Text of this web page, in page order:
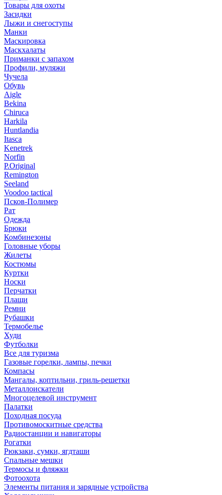
Товары для охоты
Засидки
Лыжи и снегоступы
Манки
Маскировка
Маскхалаты
Приманки с запахом
Профили, муляжи
Чучела
Обувь
Aigle
Bekina
Chiruсa
Harkila
Huntlandia
Itasca
Kenetrek
Norfin
P.Original
Remington
Seeland
Voodoo tactical
Псков-Полимер
Рат
Одежда
Брюки
Комбинезоны
Головные уборы
Жилеты
Костюмы
Куртки
Носки
Перчатки
Плащи
Ремни
Рубашки
Термобелье
Худи
Футболки
Все для туризма
Газовые горелки, лампы, печки
Компасы
Мангалы, коптильни, гриль-решетки
Металлоискатели
Многоцелевой инструмент
Палатки
Походная посуда
Противомоскитные средства
Радиостанции и навигаторы
Рогатки
Рюкзаки, сумки, ягдташи
Спальные мешки
Термосы и фляжки
Фотоохота
Элементы питания и зарядные устройства